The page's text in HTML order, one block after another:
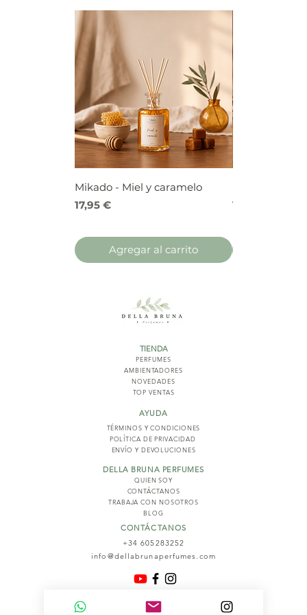
Mikado - Miel y caramelo
Precio
17,95 €
Agregar al carrito
Precio
17,95 €
TIENDA
PERFUMES
AMBIENTADORES
NOVEDADES
TOP VENTAS
AYUDA
TÉRMINOS Y CONDICIONES
POLÍTICA DE PRIVACIDAD
ENVÍO Y DEVOLUCIONES
DELLA BRUNA PERFUMES
QUIEN SOY
CONTÁCTANOS
TRABAJA CON NOSOTROS
BLOG
CONTÁCTANOS
+34 605283252
info@dellabrunaperfumes.com
Della Bruna Perfumes